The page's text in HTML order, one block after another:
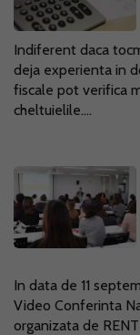
Indiferent daca
deja experienta in
fiscale pot verifica
cheltuielile....
In data de 11
Video Conferinta
organizata de